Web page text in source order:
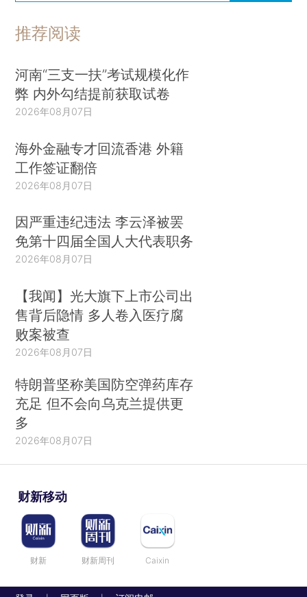
推荐阅读
河南“三支一扶”考试规模化作
弊 内外勾结提前获取试卷
2026年08月07日
海外金融专才回流香港 外籍
工作签证翻倍
2026年08月07日
因严重违纪违法 李云泽被罢
免第十四届全国人大代表职务
2026年08月07日
【我闻】光大旗下上市公司出
售背后隐情 多人卷入医疗腐
败案被查
2026年08月07日
特朗普坚称美国防空弹药库存
充足 但不会向乌克兰提供更
多
2026年08月07日
财新移动
财新 财新周刊 Caixin